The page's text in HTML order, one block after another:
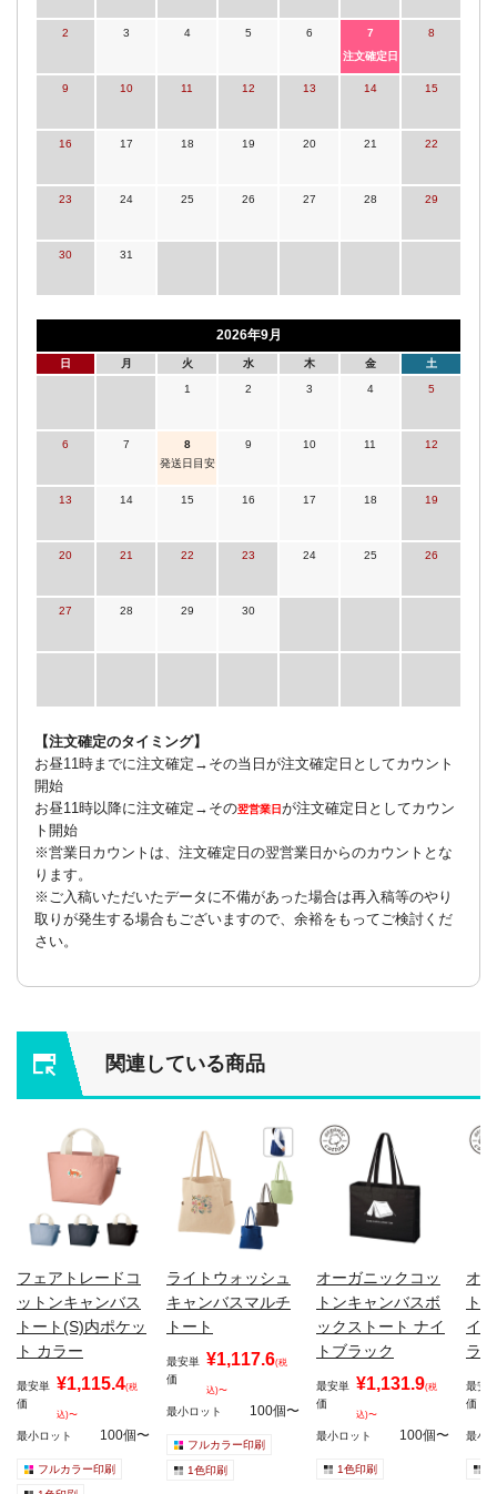
2 3 4 5 6
7
注文確定日
8
9 10 11 12 13 14 15
16 17 18 19 20 21 22
23 24 25 26 27 28 29
30 31
2026年9月
日 月 火 水 木 金 土
1 2 3 4 5
6 7
8
発送日目安
9 10 11 12
13 14 15 16 17 18 19
20 21 22 23 24 25 26
27 28 29 30
【注文確定のタイミング】
お昼11時までに注文確定→その当日が注文確定日としてカウント
開始
お昼11時以降に注文確定→その翌営業日が注文確定日としてカウン
ト開始
※営業日カウントは、注文確定日の翌営業日からのカウントとな
ります。
※ご入稿いただいたデータに不備があった場合は再入稿等のやり
取りが発生する場合もございますので、余裕をもってご検討くだ
さい。
関連している商品
フェアトレードコ
ットンキャンバス
トート(S)内ポケッ
ト カラー
最安単
価
¥1,115.4(税
込)〜
最小ロット 100個〜
フルカラー印刷
ライトウォッシュ
キャンバスマルチ
トート
最安単
価
¥1,117.6(税
込)〜
最小ロット 100個〜
フルカラー印刷
1色印刷
オーガニックコッ
トンキャンバスボ
ックストート ナイ
トブラック
最安単
価
¥1,131.9(税
込)〜
最小ロット 100個〜
1色印刷
オ
ト
イ
ラル
最安
価
最小